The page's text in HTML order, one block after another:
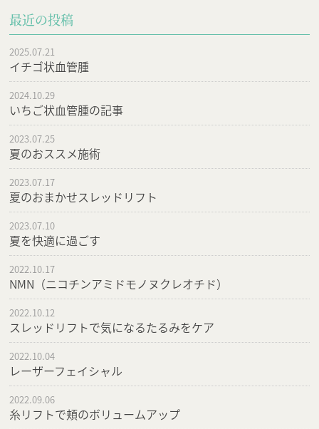
最近の投稿
イチゴ状血管腫
2025.07.21
いちご状血管腫の記事
2024.10.29
夏のおススメ施術
2023.07.25
夏のおまかせスレッドリフト
2023.07.17
夏を快適に過ごす
2023.07.10
NMN（ニコチンアミドモノヌクレオチド）
2022.10.17
スレッドリフトで気になるたるみをケア
2022.10.12
レーザーフェイシャル
2022.10.04
糸リフトで頬のボリュームアップ
2022.09.06